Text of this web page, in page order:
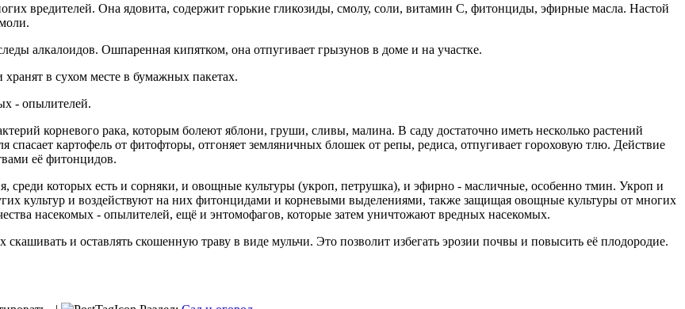
вредителей. Она ядовита, содержит горькие гликозиды, смолу, соли, витамин С, фитонциды, эфирные масла. Настой
алкалоидов. Ошпаренная кипятком, она отпугивает грызунов в доме и на участке.
в сухом месте в бумажных пакетах.
- опылителей.
корневого рака, которым болеют яблони, груши, сливы, малина. В саду достаточно иметь несколько растений
картофель от фитофторы, отгоняет земляничных блошек от репы, редиса, отпугивает гороховую тлю. Действие
её фитонцидов.
которых есть и сорняки, и овощные культуры (укроп, петрушка), и эфирно - масличные, особенно тмин. Укроп и
культур и воздействуют на них фитонцидами и корневыми выделениями, также защищая овощные культуры от многих
насекомых - опылителей, ещё и энтомофагов, которые затем уничтожают вредных насекомых.
скашивать и оставлять скошенную траву в виде мульчи. Это позволит избегать эрозии почвы и повысить её плодородие.